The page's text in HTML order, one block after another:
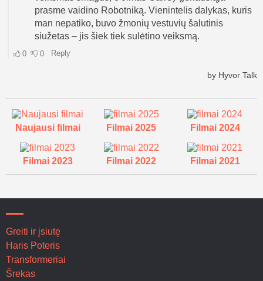
Naujausi filmai Filmai 2025 Filmai 2024
Filmai 2023 Filmai 2022 Filmai 2021
Greiti ir įsiutę
Haris Poteris
Transformeriai
Šrekas